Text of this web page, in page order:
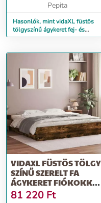
Pepita
Hasonlók, mint vidaXL füstös
tölgyszínű ágykeret fej- és
lábtámlával 180 x 200 cm
VIDAXL FÜSTÖS TÖLGY
SZÍNŰ SZERELT FA
ÁGYKERET FIÓKOKKAL
180 X 200 CM
81 220 Ft